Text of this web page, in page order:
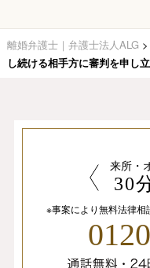
離婚弁護士｜弁護士法人ALG >
し続ける相手方に審判を申し
来所・
30
※事案により無料法律相